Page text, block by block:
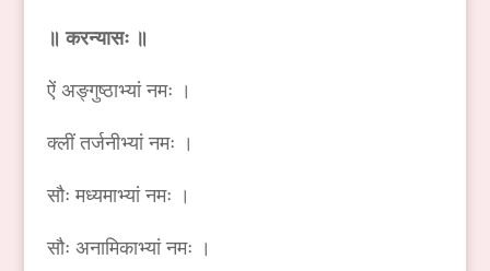
॥ करन्यासः ॥
ऐं अङ्गुष्ठाभ्यां नमः ।
क्लीं तर्जनीभ्यां नमः ।
सौः मध्यमाभ्यां नमः ।
सौः अनामिकाभ्यां नमः ।